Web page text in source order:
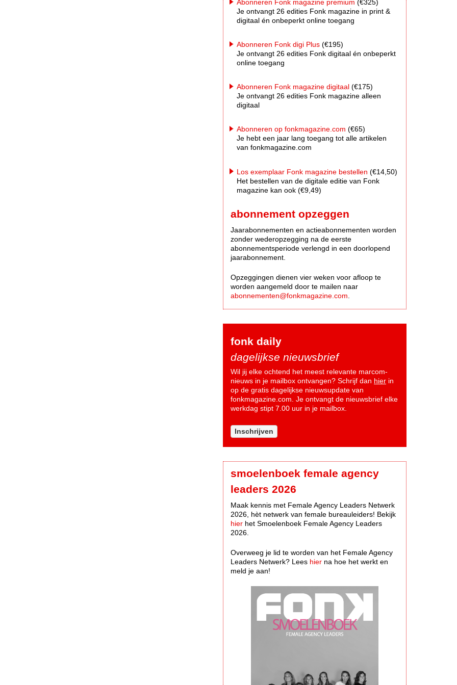
Abonneren Fonk magazine premium (€325)
Je ontvangt 26 edities Fonk magazine in print &
digitaal én onbeperkt online toegang
Abonneren Fonk digi Plus (€195)
Je ontvangt 26 edities Fonk digitaal én onbeperkt
online toegang
Abonneren Fonk magazine digitaal (€175)
Je ontvangt 26 edities Fonk magazine alleen
digitaal
Abonneren op fonkmagazine.com (€65)
Je hebt een jaar lang toegang tot alle artikelen
van fonkmagazine.com
Los exemplaar Fonk magazine bestellen (€14,50)
Het bestellen van de digitale editie van Fonk
magazine kan ook (€9,49)
abonnement opzeggen
Jaarabonnementen en actieabonnementen worden
zonder wederopzegging na de eerste
abonnementsperiode verlengd in een doorlopend
jaarabonnement.
Opzeggingen dienen vier weken voor afloop te
worden aangemeld door te mailen naar
abonnementen@fonkmagazine.com
fonk daily
dagelijkse nieuwsbrief
Wil jij elke ochtend het meest relevante marcom-
nieuws in je mailbox ontvangen? Schrijf dan hier in
op de gratis dagelijkse nieuwsupdate van
fonkmagazine.com. Je ontvangt de nieuwsbrief elke
werkdag stipt 7.00 uur in je mailbox.
Inschrijven
smoelenboek female agency
leaders 2026
Maak kennis met Female Agency Leaders Netwerk
2026, hèt netwerk van female bureauleiders! Bekijk
hier het Smoelenboek Female Agency Leaders
2026.
Overweeg je lid te worden van het Female Agency
Leaders Netwerk? Lees hier na hoe het werkt en
meld je aan!